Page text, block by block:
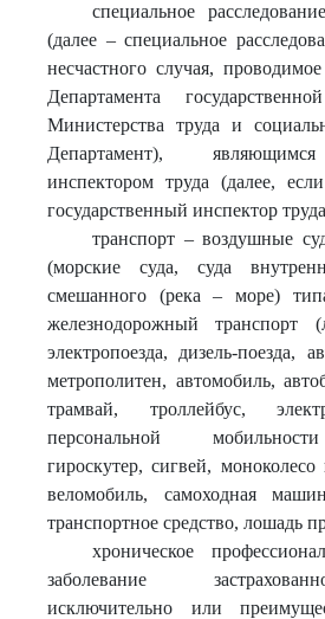
специальное
(далее – специальное
несчастного случая,
Департамента
Министерства труда и
Департамент),
инспектором труда (далее,
государственный инспектор
транспорт – воздушные
(морские суда, суда
смешанного (река – море)
железнодорожный транспорт
электропоезда, дизель-поезда,
метрополитен, автомобиль,
трамвай, троллейбус,
персональной
гироскутер, сигвей,
веломобиль, самоходная
транспортное средство, лошадь
хроническое
заболевание
исключительно или